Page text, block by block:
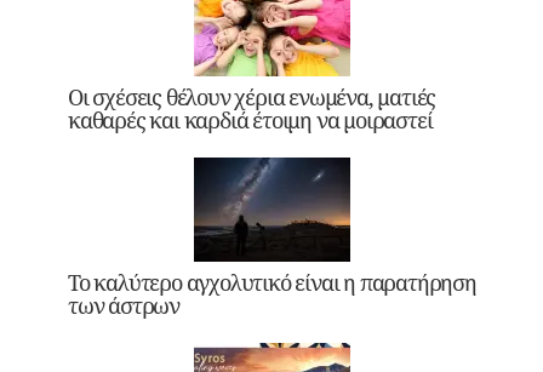
Οι σχέσεις θέλουν χέρια ενωμένα, ματιές
καθαρές και καρδιά έτοιμη να μοιραστεί
Το καλύτερο αγχολυτικό είναι η παρατήρηση
των άστρων